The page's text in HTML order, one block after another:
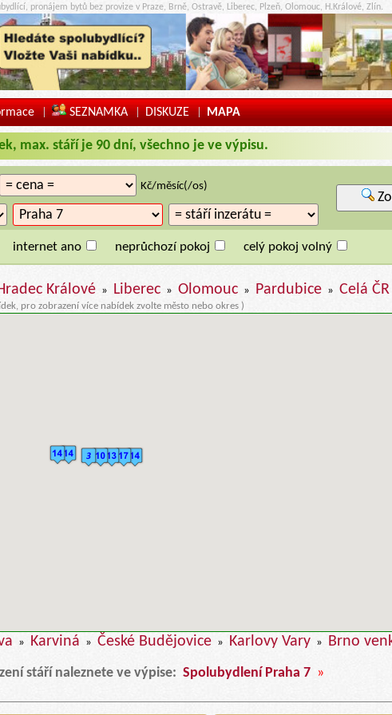
pronájem bytů bez provize v Praze, Brně, Ostravě, Liberec, Plzeň, Olomouc, H.Králové, Zlín.
| SEZNAMKA | DISKUZE | MAPA
max. stáří je 90 dní, všechno je ve výpisu.
Kč/měsíc(/os)
internet ano neprůchozí pokoj celý pokoj volný
Králové » Liberec » Olomouc » Pardubice » Celá ČR
pro zobrazení více nabídek zvolte město nebo okres )
» Karviná » České Budějovice » Karlovy Vary » Brno
stáří naleznete ve výpise: Spolubydlení Praha 7 »